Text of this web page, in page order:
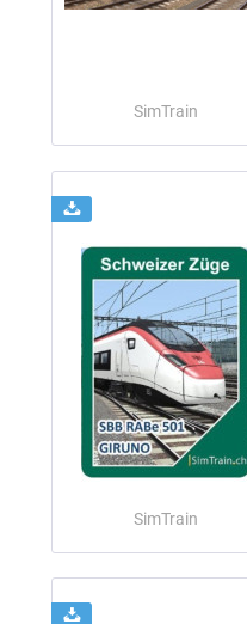
SimTrain
SimTrain